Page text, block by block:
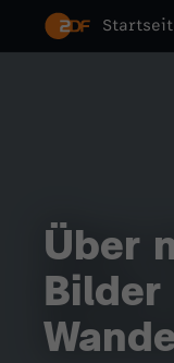
Über
Bilder